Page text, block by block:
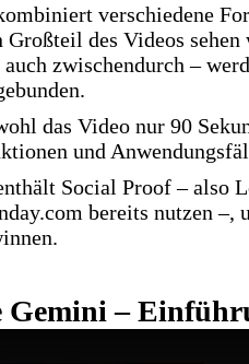
verschiedene
Großteil des Videos
auch zwischendurch –
das Video nur 90
und
Social Proof – also
bereits nutzen –,
Gemini –